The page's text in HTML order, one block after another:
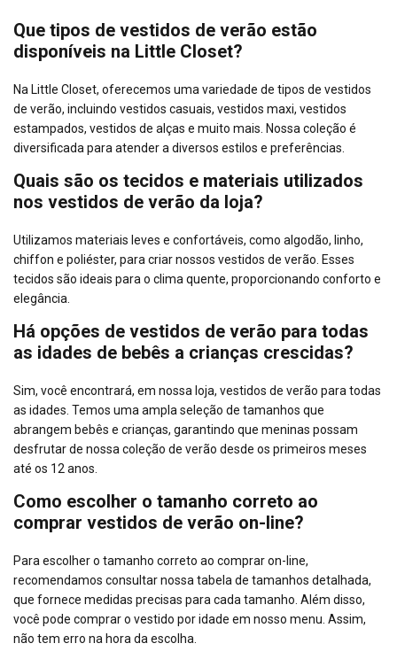
Que tipos de vestidos de verão estão
disponíveis na Little Closet?
Na Little Closet, oferecemos uma variedade de tipos de vestidos
de verão, incluindo vestidos casuais, vestidos maxi, vestidos
estampados, vestidos de alças e muito mais. Nossa coleção é
diversificada para atender a diversos estilos e preferências.
Quais são os tecidos e materiais utilizados
nos vestidos de verão da loja?
Utilizamos materiais leves e confortáveis, como algodão, linho,
chiffon e poliéster, para criar nossos vestidos de verão. Esses
tecidos são ideais para o clima quente, proporcionando conforto e
elegância.
Há opções de vestidos de verão para todas
as idades de bebês a crianças crescidas?
Sim, você encontrará, em nossa loja, vestidos de verão para todas
as idades. Temos uma ampla seleção de tamanhos que
abrangem bebês e crianças, garantindo que meninas possam
desfrutar de nossa coleção de verão desde os primeiros meses
até os 12 anos.
Como escolher o tamanho correto ao
comprar vestidos de verão on-line?
Para escolher o tamanho correto ao comprar on-line,
recomendamos consultar nossa tabela de tamanhos detalhada,
que fornece medidas precisas para cada tamanho. Além disso,
você pode comprar o vestido por idade em nosso menu. Assim,
não tem erro na hora da escolha.